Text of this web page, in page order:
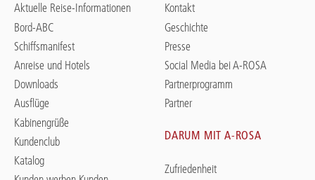
Aktuelle Reise-Informationen
Bord-ABC
Schiffsmanifest
Anreise und Hotels
Downloads
Ausflüge
Kabinengrüße
Kundenclub
Katalog
Kontakt
Geschichte
Presse
Social Media bei A-ROSA
Partnerprogramm
Partner
DARUM MIT A-ROSA
Zufriedenheit